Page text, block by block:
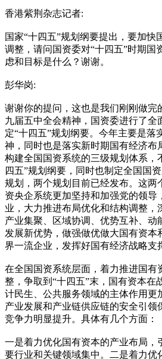
香港紫荆杂志记者:
国家“十四五”规划纲要提出，要加快
调整，请问国资委对“十四五”时期国
虑和目标是什么？谢谢。
彭华岗:
谢谢你的提问，这也是我们刚刚做完
九届五中全会精神，国资委进行了全
定“十四五”规划纲要。今年主要是落
神，同时也是落实新时期国有经济布
构建全国国资系统的三级规划体系，
四五”规划纲要，同时也制定全国国
规划，两个规划目前已经发布。这两
资央企系统更加坚持和加强党的领导
业，大力推进布局优化和结构调整，
产业集聚、区域协调、优势互补、动
发展新优势，做强做优做大国有资本
界一流企业，发挥好国有经济战略支
在全国国资系统层面，着力推进国有
整，争取到“十四五”末，国有资本在
计民生、公共服务领域的主体作用更
产业发展和产业链供应链的安全引领
竞争力明显提升。具体有几个方面：
一是着力优化国有资本的产业布局，
要行业和关键领域集中。二是着力优